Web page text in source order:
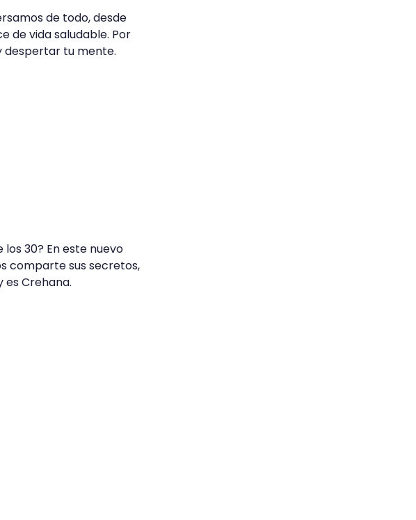
de todo, desde
de vida saludable. Por
despertar tu mente.
30? En este nuevo
comparte sus secretos,
es Crehana.